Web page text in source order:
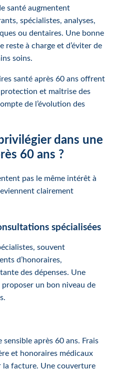
santé augmentent
spécialistes, analyses,
ou dentaires. Une bonne
reste à charge et d’éviter de
soins.
santé après 60 ans offrent
et maîtrise des
de l’évolution des
dans une
60 ans ?
pas le même intérêt à
clairement
spécialisées
souvent
d’honoraires,
des dépenses. Une
un bon niveau de
sensible après 60 ans. Frais
et honoraires médicaux
facture. Une couverture